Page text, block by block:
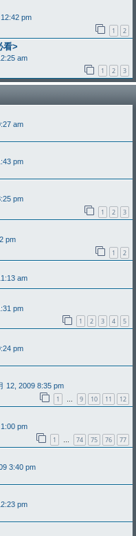
pm
1 2
看>
am
1 2 3
am
pm
pm
1 2 3
pm
1 2
am
pm
1 2 3 4 5
pm
12, 2009 8:35 pm
1 … 9 10 11 12
pm
1 … 74 75 76 77
3:40 pm
pm